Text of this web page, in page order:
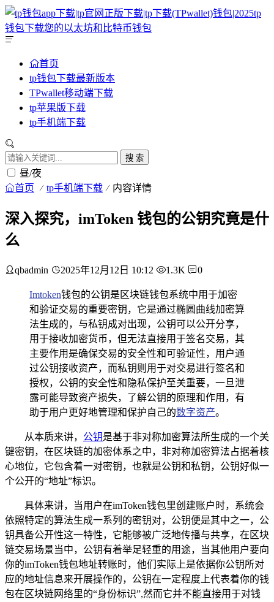
首页
tp钱包下载最新版本
TPwallet移动端下载
tp苹果版下载
tp手机端下载
搜 索
昼/夜
首页 tp手机端下载 内容详情
深入探究，imToken 钱包的公钥究竟是什
么
qbadmin 2025年12月12日 10:12 1.3K 0
Imtoken钱包的公钥是区块链钱包系统中用于加密
和验证交易的重要密钥，它是通过椭圆曲线加密算
法生成的，与私钥成对出现，公钥可以公开分享，
用于接收加密货币，但无法直接用于签名交易，其
主要作用是确保交易的安全性和可验证性，用户通
过公钥接收资产，而私钥则用于对交易进行签名和
授权，公钥的安全性和隐私保护至关重要，一旦泄
露可能导致资产损失，了解公钥的原理和作用，有
助于用户更好地管理和保护自己的数字资产。
从本质来讲， 公钥是基于非对称加密算法所生成的一个关
键密钥，在区块链的加密体系之中，非对称加密算法占据着核
心地位，它包含着一对密钥，也就是公钥和私钥，公钥好似一
个公开的“地址”标识。
具体来讲，当用户在imToken钱包里创建账户时，系统会
依照特定的算法生成一系列的密钥对，公钥便是其中之一，公
钥具备公开性这一特性，它能够被广泛地传播与共享，在区块
链交易场景当中，公钥有着举足轻重的用途，当其他用户要向
你的imToken钱包地址转账时，他们实际上是依据你公钥所对
应的地址信息来开展操作的，公钥在一定程度上代表着你的钱
包在区块链网络里的“身份标识”,然而它并不能直接用于对钱